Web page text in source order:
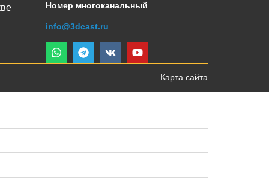
Номер многоканальный
info@3dcast.ru
Карта сайта